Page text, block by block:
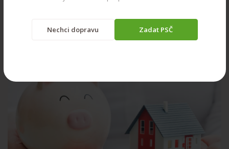
Nechci dopravu Zadat PSČ
vzduch a jakých chyb se...